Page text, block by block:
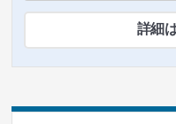
詳細